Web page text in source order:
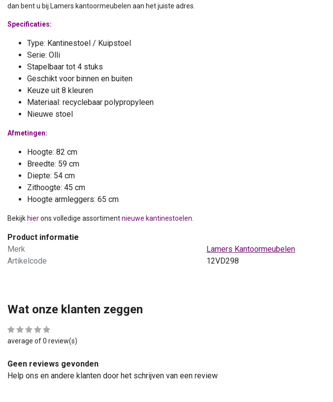
dan bent u bij Lamers kantoormeubelen aan het juiste adres.
Specificaties:
Type: Kantinestoel / Kuipstoel
Serie: Olli
Stapelbaar tot 4 stuks
Geschikt voor binnen en buiten
Keuze uit 8 kleuren
Materiaal: recyclebaar polypropyleen
Nieuwe stoel
Afmetingen:
Hoogte: 82 cm
Breedte: 59 cm
Diepte: 54 cm
Zithoogte: 45 cm
Hoogte armleggers: 65 cm
Bekijk hierons volledige assortimentnieuwe kantinestoelen.
Product informatie
Merk
Lamers Kantoormeubelen
Artikelcode
12VD298
Wat onze klanten zeggen
average of 0 review(s)
Geen reviews gevonden
Help ons en andere klanten door het schrijven van een review